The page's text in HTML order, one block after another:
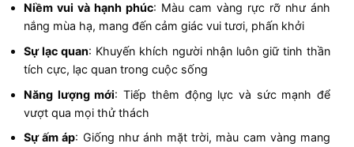
Niềm vui và hạnh phúc: Màu cam vàng rực rỡ như ánh
nắng mùa hạ, mang đến cảm giác vui tươi, phấn khởi
Sự lạc quan: Khuyến khích người nhận luôn giữ tinh thần
tích cực, lạc quan trong cuộc sống
Năng lượng mới: Tiếp thêm động lực và sức mạnh để
vượt qua mọi thử thách
Sự ấm áp: Giống như ánh mặt trời, màu cam vàng mang